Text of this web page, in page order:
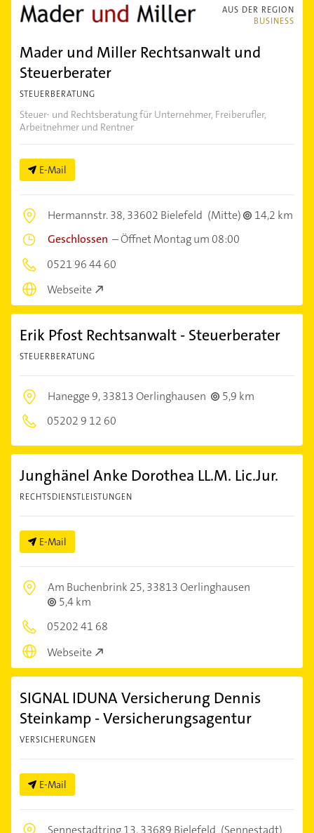
AUS DER REGION
BUSINESS
Mader und Miller Rechtsanwalt und
Steuerberater
STEUERBERATUNG
Steuer- und Rechtsberatung für Unternehmer, Freiberufler,
Arbeitnehmer und Rentner
E-Mail
Hermannstr. 38,33602 Bielefeld (Mitte)
14,2 km
Geschlossen –Öffnet Montag um 08:00
0521 96 44 60
Webseite
Erik Pfost Rechtsanwalt - Steuerberater
STEUERBERATUNG
Hanegge 9,33813 Oerlinghausen
5,9 km
05202 9 12 60
Junghänel Anke Dorothea LL.M. Lic.Jur.
RECHTSDIENSTLEISTUNGEN
E-Mail
Am Buchenbrink 25,33813 Oerlinghausen
5,4 km
05202 41 68
Webseite
SIGNAL IDUNA Versicherung Dennis
Steinkamp - Versicherungsagentur
VERSICHERUNGEN
E-Mail
Sennestadtring 13,33689 Bielefeld (Sennestadt)